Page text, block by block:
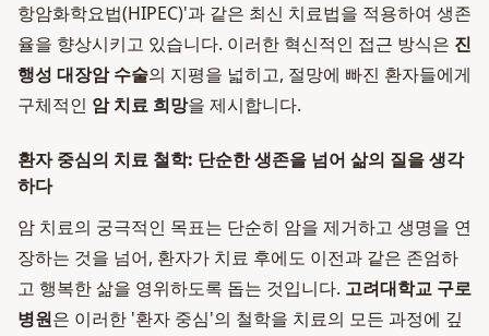
항암화학요법(HIPEC)'과 같은 최신 치료법을 적용하여 생존
율을 향상시키고 있습니다. 이러한 혁신적인 접근 방식은 진
행성 대장암 수술의 지평을 넓히고, 절망에 빠진 환자들에게
구체적인 암 치료 희망을 제시합니다.
환자 중심의 치료 철학: 단순한 생존을 넘어 삶의 질을 생각
하다
암 치료의 궁극적인 목표는 단순히 암을 제거하고 생명을 연
장하는 것을 넘어, 환자가 치료 후에도 이전과 같은 존엄하
고 행복한 삶을 영위하도록 돕는 것입니다. 고려대학교 구로
병원은 이러한 '환자 중심'의 철학을 치료의 모든 과정에 깊